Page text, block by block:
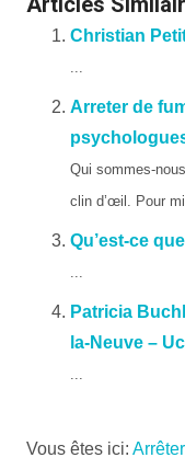
Christian
...
Arreter de
Qui sommes-
clin d’œil. Pour
Qu’est-ce
...
Patricia
la-Neuve –
...
Vous êtes ici: